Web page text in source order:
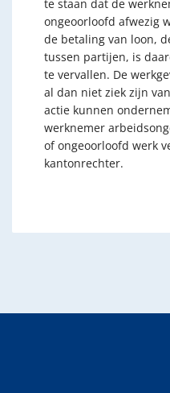
te staan dat de
ongeoorloofd afwezig
de betaling van loon,
tussen partijen, is
te vervallen. De
al dan niet ziek zijn
actie kunnen
werknemer
of ongeoorloofd werk
kantonrechter.